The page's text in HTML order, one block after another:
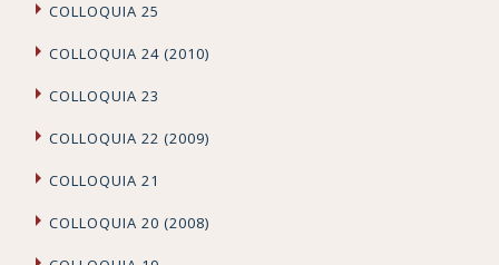
COLLOQUIA 25
COLLOQUIA 24 (2010)
COLLOQUIA 23
COLLOQUIA 22 (2009)
COLLOQUIA 21
COLLOQUIA 20 (2008)